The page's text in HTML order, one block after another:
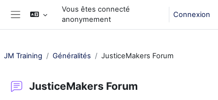
Passer au contenu principal
Panneau latéral
Vous êtes connecté
anonymement
Connexion
JM Training Généralités JusticeMakers Forum
JusticeMakers Forum